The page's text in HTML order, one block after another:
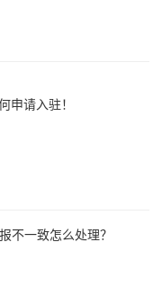
申请入驻！
不一致怎么处理？